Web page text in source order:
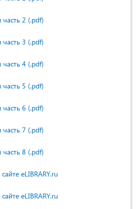
2 (.pdf)
3 (.pdf)
4 (.pdf)
5 (.pdf)
6 (.pdf)
7 (.pdf)
8 (.pdf)
eLIBRARY.ru
eLIBRARY.ru